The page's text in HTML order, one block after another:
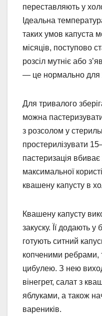
переставляють у
Ідеальна
таких умов капуста
місяців, поступово
розсіл мутніє або
— це нормально для
Для тривалого
можна
з розсолом у
простерилізувати
пастеризація
максимальної
квашену капусту в
Квашену капусту
закуску. Її додають
готують ситний
копченими ребрами,
цибулею. З нею
вінегрет, салат з
яблуками, а також
вареників.